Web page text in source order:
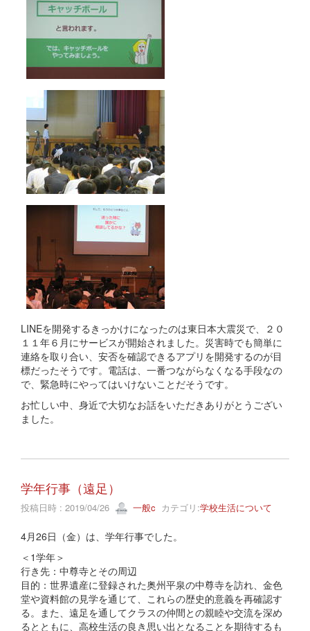
LINEを開発するきっかけになったのは東日本大震災で、２０
１１年６月にサービスが開始されました。災害時でも簡単に
連絡を取り合い、安否を確認できるアプリを開発するのが目
標だったそうです。電話は、一番つながらなくなる手段なの
で、緊急時にやってはいけないことだそうです。
お忙しい中、身近で大切なお話をいただきありがとうござい
ました。
学年行事（遠足）
投稿日時 : 2019/04/26 一般c カテゴリ:学校生活について
4月26日（金）は、学年行事でした。
＜1学年＞
行き先：中尊寺とその周辺
目的：世界遺産に登録された奥州平泉の中尊寺を訪れ、金色
堂や資料館の見学を通じて、これらの歴史的意義を再確認す
る。また、遠足を通してクラスの仲間との親睦や交流を深め
るとともに、高校生活の良き思い出となることを期待するも